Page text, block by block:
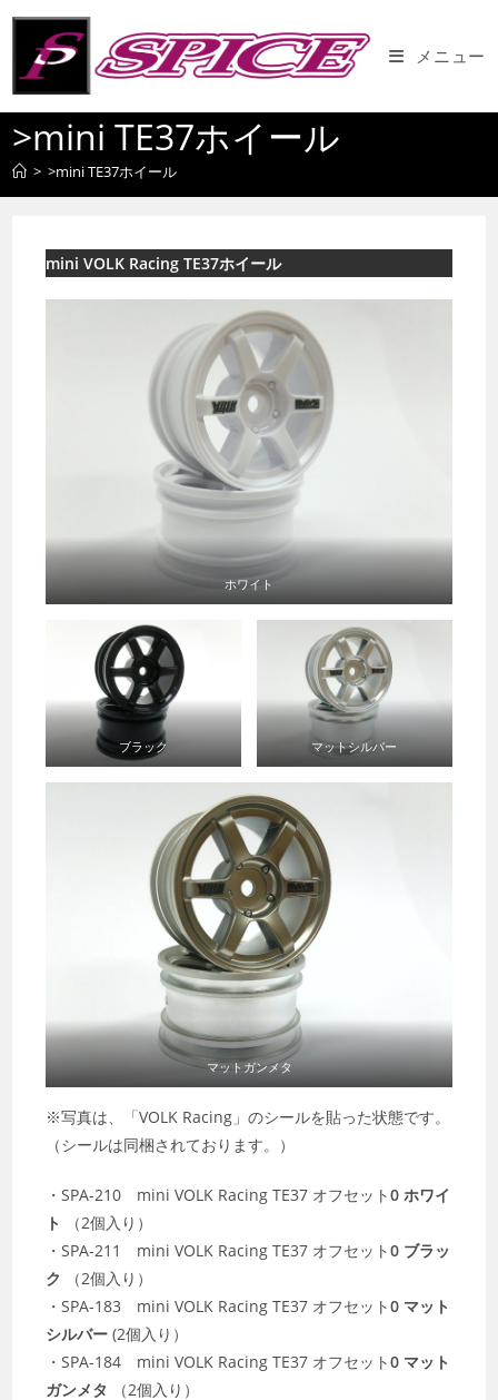
コ
ン
ツ
へ
ス
メニュー
>mini TE37ホイール
> >mini TE37ホイール
mini VOLK Racing TE37ホイール
ホワイト
ブラック マットシルバー
マットガンメタ
※写真は、「VOLK Racing」のシールを貼った状態です。
（シールは同梱されております。）
・SPA-210 mini VOLK Racing TE37 オフセット0 ホワイ
ト
（2個入り）
・SPA-211 mini VOLK Racing TE37 オフセット0 ブラッ
ク
（2個入り）
・SPA-183 mini VOLK Racing TE37 オフセット0 マット
シルバー(2個入り）
・SPA-184 mini VOLK Racing TE37 オフセット0 マット
ガンメタ
（2個入り）